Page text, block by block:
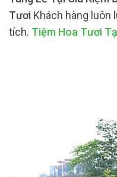
Tươi Khách hàng luôn
tích. Tiệm Hoa Tươi